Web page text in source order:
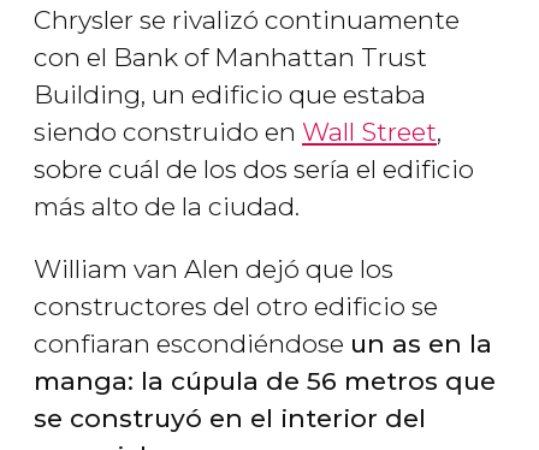
Chrysler se rivalizó continuamente
con el Bank of Manhattan Trust
Building, un edificio que estaba
siendo construido en Wall Street,
sobre cuál de los dos sería el edificio
más alto de la ciudad.
William van Alen dejó que los
constructores del otro edificio se
confiaran escondiéndose un as en la
manga: la cúpula de 56 metros que
se construyó en el interior del